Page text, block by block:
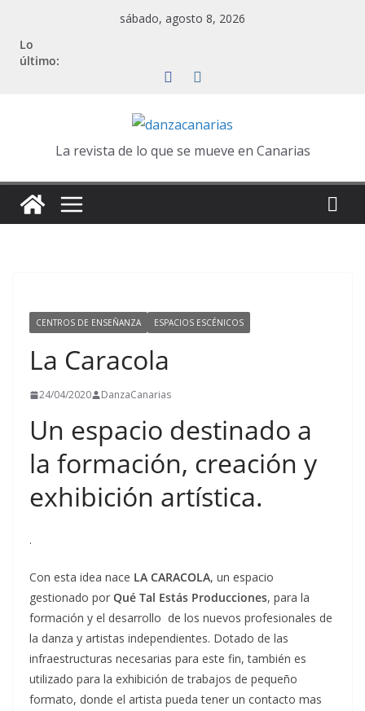
contenido
sábado, agosto 8, 2026
Lo
último:
La revista de lo que se mueve en Canarias
CENTROS DE ENSEÑANZA ESPACIOS ESCÉNICOS
La Caracola
24/04/2020 DanzaCanarias
Un espacio destinado a
la formación, creación y
exhibición artística.
.
Con esta idea nace LA CARACOLA, un espacio
gestionado por Qué Tal Estás Producciones, para la
formación y el desarrollo de los nuevos profesionales de
la danza y artistas independientes. Dotado de las
infraestructuras necesarias para este fin, también es
utilizado para la exhibición de trabajos de pequeño
formato, donde el artista pueda tener un contacto mas